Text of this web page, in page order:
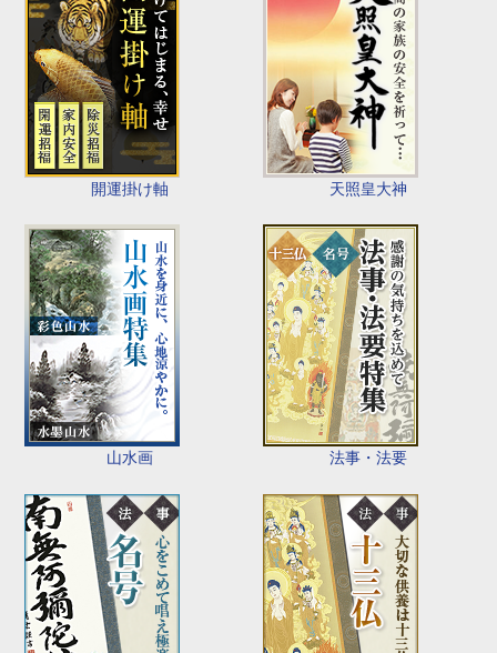
開運掛け軸 天照皇大神
山水画 法事・法要